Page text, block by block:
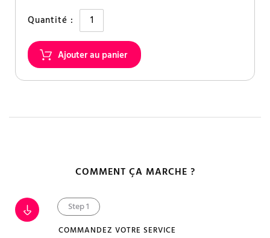
Quantité :
COMMENT ÇA MARCHE ?
Step 1
COMMANDEZ VOTRE SERVICE